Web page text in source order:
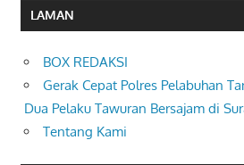
LAMAN
BOX REDAKSI
Gerak Cepat Polres Pelabuhan
Dua Pelaku Tawuran Bersajam di
Tentang Kami